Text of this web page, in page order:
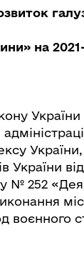
на
України
№ 252
воєнного